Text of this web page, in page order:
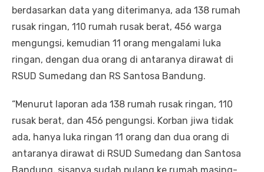
berdasarkan data yang diterimanya, ada 138 rumah
rusak ringan, 110 rumah rusak berat, 456 warga
mengungsi, kemudian 11 orang mengalami luka
ringan, dengan dua orang di antaranya dirawat di
RSUD Sumedang dan RS Santosa Bandung.
“Menurut laporan ada 138 rumah rusak ringan, 110
rusak berat, dan 456 pengungsi. Korban jiwa tidak
ada, hanya luka ringan 11 orang dan dua orang di
antaranya dirawat di RSUD Sumedang dan Santosa
Bandung, sisanya sudah pulang ke rumah masing-